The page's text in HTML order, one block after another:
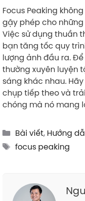
Focus Peaking
gậy phép cho
Việc sử dụng thuần
bạn tăng tốc quy
lượng ảnh đầu ra.
thường xuyên luyện
sáng khác nhau.
chụp tiếp theo và
chóng mà nó mang
Categories
Bài viết, Hướng
Tags
focus peaking